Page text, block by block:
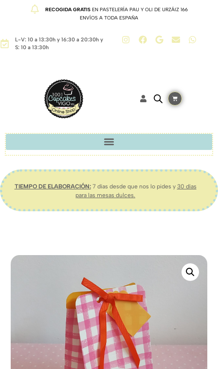
RECOGIDA GRATISEN PASTELERÍA PAU Y OLI DE URZÁIZ 166
ENVÍOS A TODA ESPAÑA
L-V: 10 a 13:30h y 16:30 a 20:30h y
S: 10 a 13:30h
TIEMPO DE ELABORACIÓN:7 días desde que nos lo pides y 30 días
para las mesas dulces.